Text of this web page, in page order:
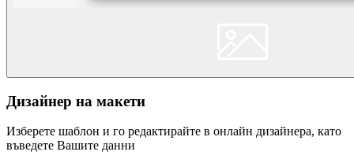
Дизайнер на макети
Изберете шаблон и го редактирайте в онлайн дизайнера, като
въведете Вашите данни